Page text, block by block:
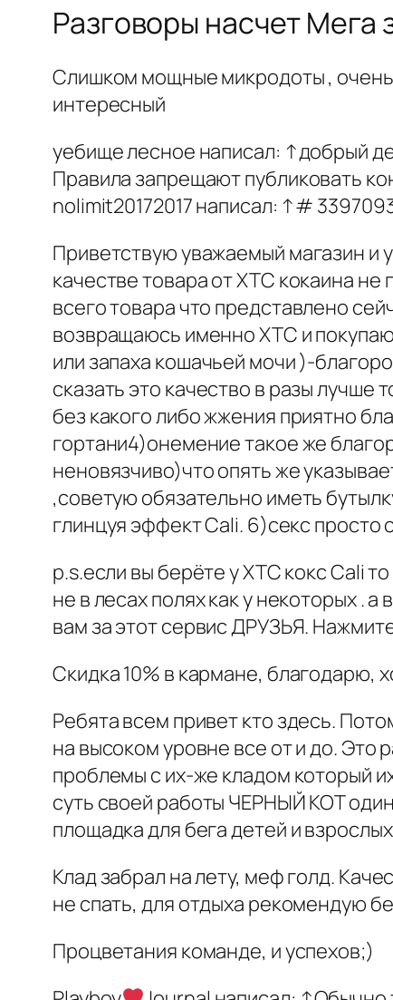
Разговоры насчет Мега
Слишком мощные микродоты , очень
интересный
уебище лесное написал: ↑добрый
Правила запрещают публиковать
nolimit20172017 написал: ↑#
Приветствую уважаемый магазин и
качестве товара от XTC кокаина
всего товара что представлено
возвращаюсь именно XTC и
или запаха кошачьей мочи )-
сказать это качество в разы лучше
без какого либо жжения приятно
гортани4)онемение такое же
неновязчиво)что опять же
,советую обязательно иметь
глинцуя эффект Cali. 6)секс
p.s.если вы берёте у XTC кокс Cali
не в лесах полях как у некоторых .
вам за этот сервис ДРУЗЬЯ.
Скидка 10% в кармане, благодарю,
Ребята всем привет кто здесь.
на высоком уровне все от и до. Это
проблемы с их-же кладом который
суть своей работы ЧЕРНЫЙ КОТ
площадка для бега детей и
Клад забрал на лету, меф голд.
не спать, для отдыха рекомендую
Процветания команде, и успехов;)